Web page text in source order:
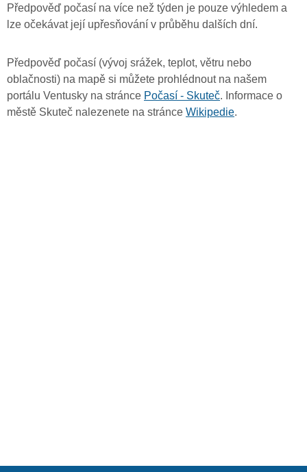
Předpověď počasí na více než týden je pouze výhledem a
lze očekávat její upřesňování v průběhu dalších dní.
Předpověď počasí (vývoj srážek, teplot, větru nebo
oblačnosti) na mapě si můžete prohlédnout na našem
portálu Ventusky na stránce Počasí - Skuteč. Informace o
městě Skuteč nalezenete na stránce Wikipedie.